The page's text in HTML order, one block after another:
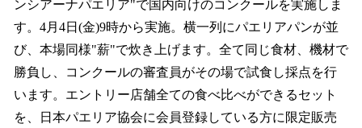
ンシアーナパエリア"で国内向けのコンクールを実施しま
す。4月4日(金)9時から実施。横一列にパエリアパンが並
び、本場同様"薪"で炊き上げます。全て同じ食材、機材で
勝負し、コンクールの審査員がその場で試食し採点を行
います。エントリー店舗全ての食べ比べができるセット
を、日本パエリア協会に会員登録している方に限定販売